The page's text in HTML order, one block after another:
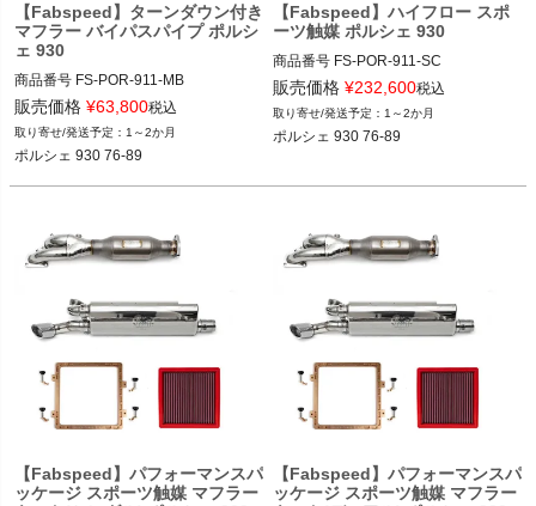
【Fabspeed】ターンダウン付き
マフラー バイパスパイプ ポルシ
ェ 930
商品番号 FS-POR-911-MB
FS_POR_911_MB
12FAB"FS.POR.911.MB"
ポルシェ 930 76-89
販売価格 ¥63,800税込
1～2か月
ポルシェ 930 76-89
【Fabspeed】ハイフロー スポ
ーツ触媒 ポルシェ 930
商品番号 FS-POR-911-SC
FS_POR_911_SC
12FAB"FS.POR.911.SC"
ポルシェ 930 76-89
販売価格 ¥232,600税込
1～2か月
ポルシェ 930 76-89
【Fabspeed】パフォーマンスパ
ッケージ スポーツ触媒 マフラー
【Fabspeed】パフォーマンスパ
ッケージ スポーツ触媒 マフラー